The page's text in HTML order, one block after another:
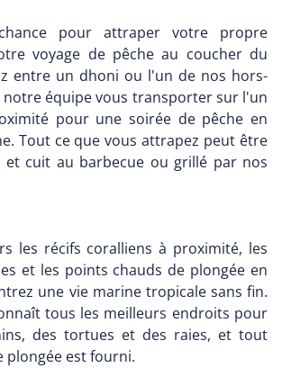
pour attraper votre propre
voyage de pêche au coucher du
entre un dhoni ou l'un de nos hors-
notre équipe vous transporter sur l'un
pour une soirée de pêche en
Tout ce que vous attrapez peut être
cuit au barbecue ou grillé par nos
les récifs coralliens à proximité, les
et les points chauds de plongée en
une vie marine tropicale sans fin.
tous les meilleurs endroits pour
des tortues et des raies, et tout
plongée est fourni.